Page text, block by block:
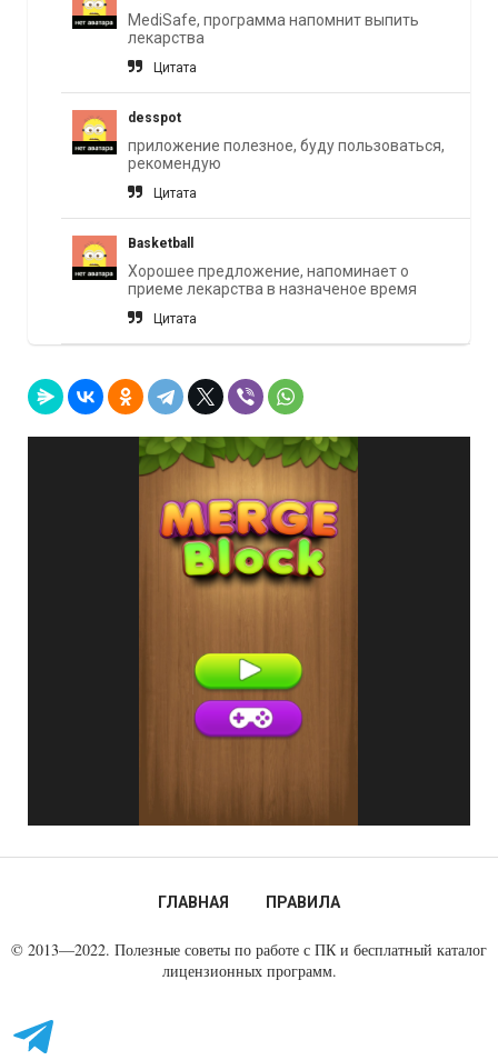
MediSafe, программа напомнит выпить
лекарства
Цитата
desspot
приложение полезное, буду пользоваться,
рекомендую
Цитата
Basketball
Хорошее предложение, напоминает о
приеме лекарства в назначеное время
Цитата
ГЛАВНАЯ ПРАВИЛА
© 2013—2022. Полезные советы по работе с ПК и бесплатный каталог
лицензионных программ.